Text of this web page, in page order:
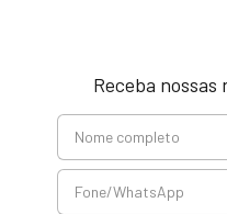
Receba